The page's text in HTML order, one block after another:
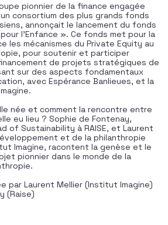
pionnier de la finance engagée
consortium des plus grands fonds
annonçait le lancement du fonds
l’Enfance ». Ce fonds met pour la
les mécanismes du Private Equity au
pour soutenir et participer
de projets stratégiques de
sur des aspects fondamentaux
avec Espérance Banlieues, et la
née et comment la rencontre entre
eu lieu ? Sophie de Fontenay,
of Sustainability à RAISE, et Laurent
et de la philanthropie
Imagine, racontent la genèse et le
pionnier dans le monde de la
par Laurent Mellier (Institut Imagine)
(Raise)